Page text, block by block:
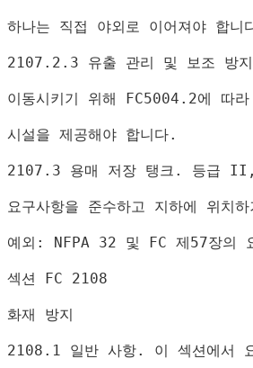
하나는 직접 야외로 이어져야 합니
2107.2.3 유출 관리 및 보조 방지
이동시키기 위해 FC5004.2에 따라
시설을 제공해야 합니다.
2107.3 용매 저장 탱크 . 등급
요구사항을 준수하고 지하에 위치
예외 : NFPA 32 및 FC 제57장의
섹션 FC 2108
화재 방지
2108.1 일반 사항. 이 섹션에서